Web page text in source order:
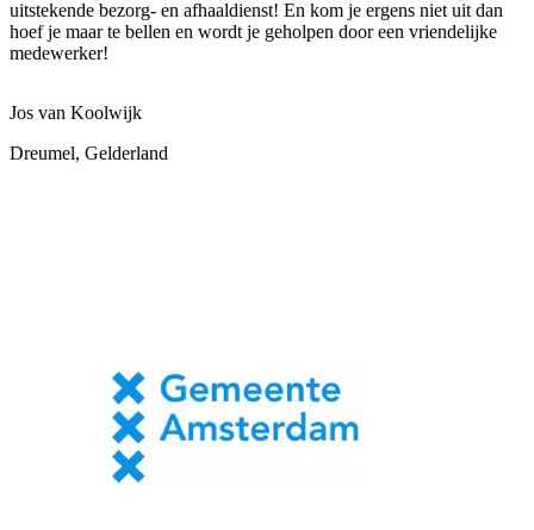
uitstekende bezorg- en afhaaldienst! En kom je ergens niet uit dan
hoef je maar te bellen en wordt je geholpen door een vriendelijke
medewerker!
Jos van Koolwijk
Dreumel, Gelderland